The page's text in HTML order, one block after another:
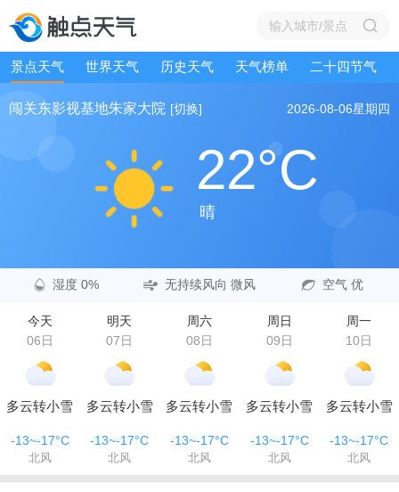
景点天气 世界天气 历史天气 天气榜单 二十四节气
闯关东影视基地朱家大院 [切换] 2026-08-06星期四
22°C
晴
湿度 0% 无持续风向 微风 空气 优
今天
06日
明天
07日
周六
08日
周日
09日
周一
10日
多云转小雪 多云转小雪 多云转小雪 多云转小雪 多云转小雪
-13~-17°C -13~-17°C -13~-17°C -13~-17°C -13~-17°C
北风 北风 北风 北风 北风